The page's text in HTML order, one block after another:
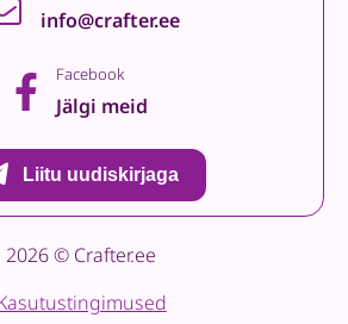
info@crafter.ee
Facebook
Jälgi meid
Liitu uudiskirjaga
2026 © Crafter.ee